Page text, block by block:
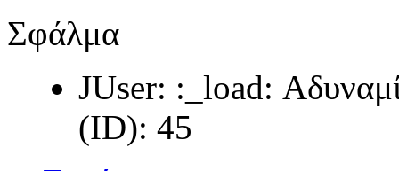
Σφάλμα
JUser: :_load:
(ID): 45